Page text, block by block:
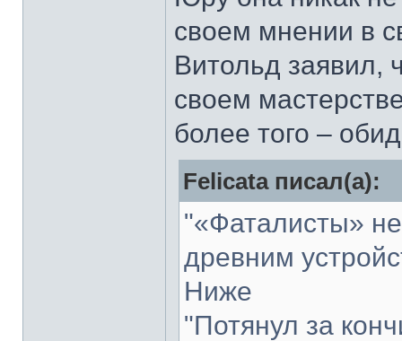
своем мнении в
Витольд заявил,
своем
более того –
Felicata писал(а):
"«Фаталисты»
древним
Ниже
"Потянул за